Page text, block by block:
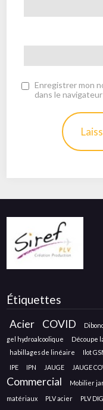
Enregistrer mon
dans le
Étiquettes
Acier COVID Dibond
gel hydroalcoolique
Découpe
habillages de linéaire
Ilot
IPE
IPN JAUGE JAUGE
Commercial
Mobilier
matériaux
PLV acier PLV